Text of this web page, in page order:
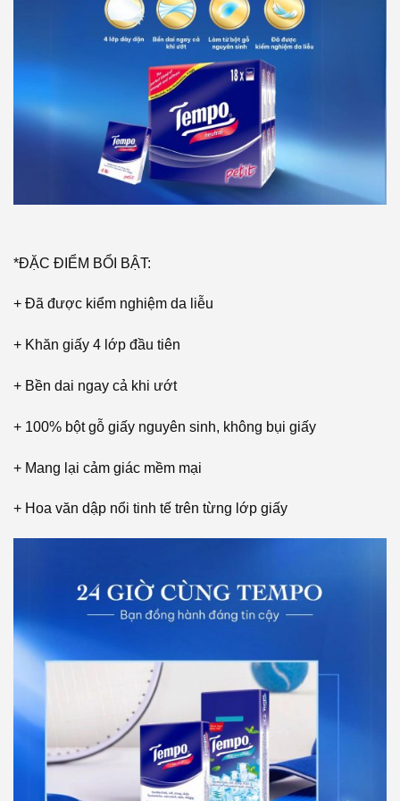
*ĐẶC ĐIỂM BỔI BẬT:
+ Đã được kiểm nghiệm da liễu
+ Khăn giấy 4 lớp đầu tiên
+ Bền dai ngay cả khi ướt
+ 100% bột gỗ giấy nguyên sinh, không bụi giấy
+ Mang lại cảm giác mềm mại
+ Hoa văn dập nổi tinh tế trên từng lớp giấy